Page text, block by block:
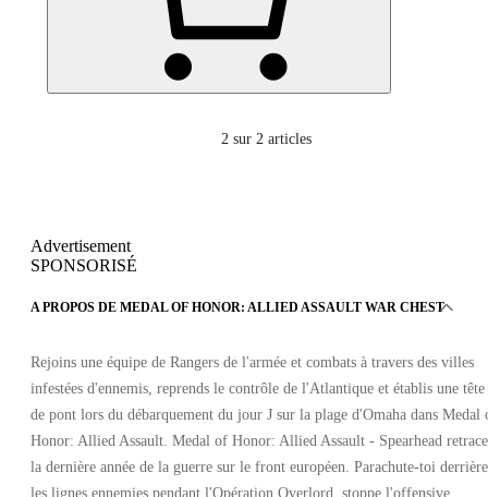
2 sur 2 articles
Advertisement
SPONSORISÉ
A PROPOS DE MEDAL OF HONOR: ALLIED ASSAULT WAR CHEST
Rejoins une équipe de Rangers de l'armée et combats à travers des villes
infestées d'ennemis, reprends le contrôle de l'Atlantique et établis une tête
de pont lors du débarquement du jour J sur la plage d'Omaha dans Medal
Honor: Allied Assault. Medal of Honor: Allied Assault - Spearhead retrace
la dernière année de la guerre sur le front européen. Parachute-toi derrière
les lignes ennemies pendant l'Opération Overlord, stoppe l'offensive